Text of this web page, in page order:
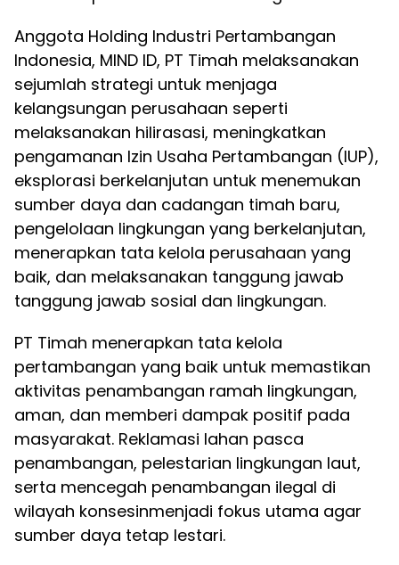
Anggota Holding Industri Pertambangan
Indonesia, MIND ID, PT Timah melaksanakan
sejumlah strategi untuk menjaga
kelangsungan perusahaan seperti
melaksanakan hilirasasi, meningkatkan
pengamanan Izin Usaha Pertambangan (IUP),
eksplorasi berkelanjutan untuk menemukan
sumber daya dan cadangan timah baru,
pengelolaan lingkungan yang berkelanjutan,
menerapkan tata kelola perusahaan yang
baik, dan melaksanakan tanggung jawab
tanggung jawab sosial dan lingkungan.
PT Timah menerapkan tata kelola
pertambangan yang baik untuk memastikan
aktivitas penambangan ramah lingkungan,
aman, dan memberi dampak positif pada
masyarakat. Reklamasi lahan pasca
penambangan, pelestarian lingkungan laut,
serta mencegah penambangan ilegal di
wilayah konsesinmenjadi fokus utama agar
sumber daya tetap lestari.